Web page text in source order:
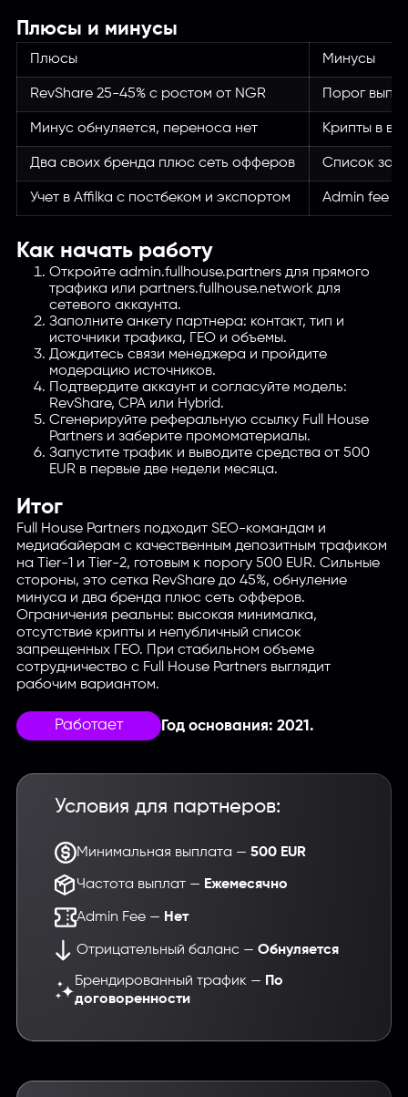
Плюсы и минусы
Плюсы Минусы
RevShare 25-45% с ростом от NGR Порог
Минус обнуляется, переноса нет Крипты в
Два своих бренда плюс сеть офферов Список
Учет в Affilka с постбеком и экспортом Admin fee и
Как начать работу
Откройте admin.fullhouse.partners для прямого
трафика или partners.fullhouse.network для
сетевого аккаунта.
Заполните анкету партнера: контакт, тип и
источники трафика, ГЕО и объемы.
Дождитесь связи менеджера и пройдите
модерацию источников.
Подтвердите аккаунт и согласуйте модель:
RevShare, CPA или Hybrid.
Сгенерируйте реферальную ссылку Full House
Partners и заберите промоматериалы.
Запустите трафик и выводите средства от 500
EUR в первые две недели месяца.
Итог
Full House Partners подходит SEO-командам и
медиабайерам с качественным депозитным трафиком
на Tier-1 и Tier-2, готовым к порогу 500 EUR. Сильные
стороны, это сетка RevShare до 45%, обнуление
минуса и два бренда плюс сеть офферов.
Ограничения реальны: высокая минималка,
отсутствие крипты и непубличный список
запрещенных ГЕО. При стабильном объеме
сотрудничество с Full House Partners выглядит
рабочим вариантом.
Работает Год основания: 2021.
Условия для партнеров:
Минимальная выплата — 500 EUR
Частота выплат — Ежемесячно
Admin Fee — Нет
Отрицательный баланс — Обнуляется
Брендированный трафик — По
договоренности